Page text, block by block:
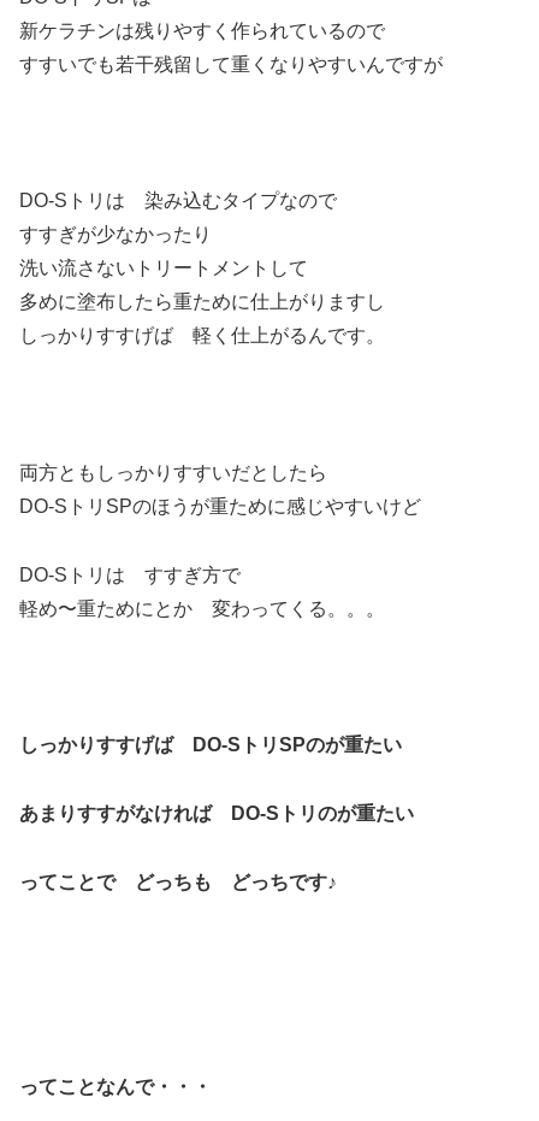
新ケラチンは残りやすく作られているので
すすいでも若干残留して重くなりやすいんですが
DO-Sトリは 染み込むタイプなので
すすぎが少なかったり
洗い流さないトリートメントして
多めに塗布したら重ために仕上がりますし
しっかりすすげば 軽く仕上がるんです。
両方ともしっかりすすいだとしたら
DO-SトリSPのほうが重ために感じやすいけど
DO-Sトリは すすぎ方で
軽め〜重ためにとか 変わってくる。。。
しっかりすすげば DO-SトリSPのが重たい
あまりすすがなければ DO-Sトリのが重たい
ってことで どっちも どっちです♪
ってことなんで・・・